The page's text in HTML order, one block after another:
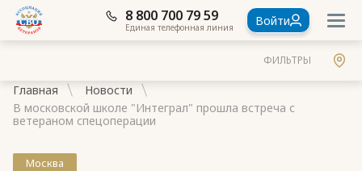
8 800 700 79 59
Единая телефонная линия Войти
ФИЛЬТРЫ
Главная
Новости
В московской школе "Интеграл" прошла встреча с
ветераном спецоперации
Москва